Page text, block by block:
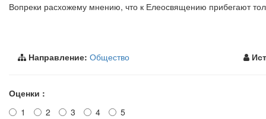
Вопреки расхожему мнению, что к Елеосвящению прибегают
Направление: Общество
Оценки :
1
2 3 4 5